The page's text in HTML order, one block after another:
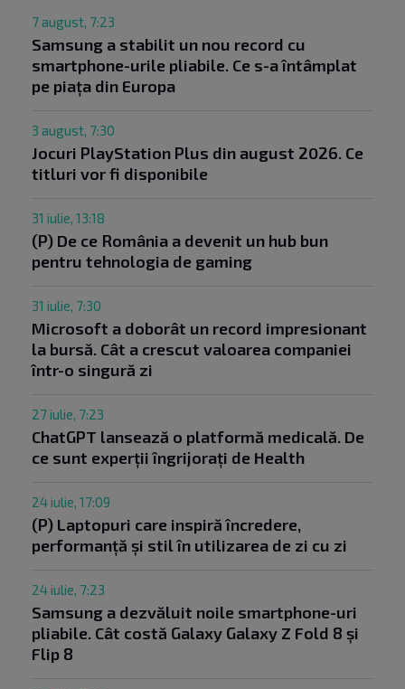
7 august, 7:23
Samsung a stabilit un nou record cu
smartphone-urile pliabile. Ce s-a întâmplat
pe piața din Europa
3 august, 7:30
Jocuri PlayStation Plus din august 2026. Ce
titluri vor fi disponibile
31 iulie, 13:18
(P) De ce România a devenit un hub bun
pentru tehnologia de gaming
31 iulie, 7:30
Microsoft a doborât un record impresionant
la bursă. Cât a crescut valoarea companiei
într-o singură zi
27 iulie, 7:23
ChatGPT lansează o platformă medicală. De
ce sunt experții îngrijorați de Health
24 iulie, 17:09
(P) Laptopuri care inspiră încredere,
performanță și stil în utilizarea de zi cu zi
24 iulie, 7:23
Samsung a dezvăluit noile smartphone-uri
pliabile. Cât costă Galaxy Galaxy Z Fold 8 și
Flip 8